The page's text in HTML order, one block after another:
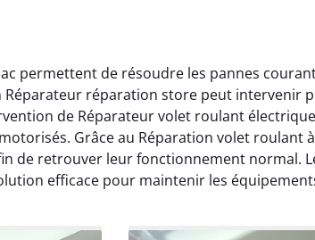
permettent de résoudre les pannes
réparation store peut intervenir
de Réparateur volet roulant électrique
Grâce au Réparation volet roulant à
de retrouver leur fonctionnement normal.
efficace pour maintenir les
du
Thibault
Dépannage efficace sur